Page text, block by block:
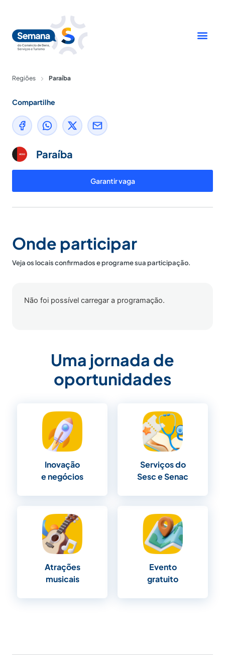
conteúdo
Regiões Paraíba
Compartilhe
Paraíba
Garantir vaga
Onde participar
Veja os locais confirmados e programe sua participação.
Não foi possível carregar a programação.
Uma jornada de
oportunidades
Inovação
e negócios
Serviços do
Sesc e Senac
Atrações
musicais
Evento
gratuito